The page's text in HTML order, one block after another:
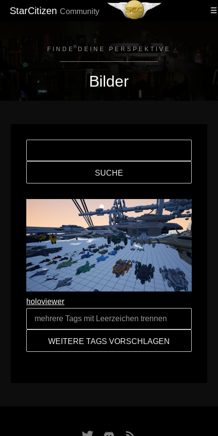
StarCitizen Community
FINDE DEINE PERSPEKTIVE
Bilder
holoviewer